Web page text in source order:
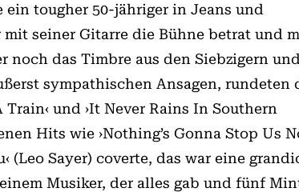
tougher 50-jähriger in Jeans und
seiner Gitarre die Bühne betrat und
noch das Timbre aus den Siebzigern und
sympathischen Ansagen, rundeten
Train‹ und ›It Never Rains In Southern
Hits wie ›Nothing’s Gonna Stop Us
(Leo Sayer) coverte, das war eine
Musiker, der alles gab und fünf